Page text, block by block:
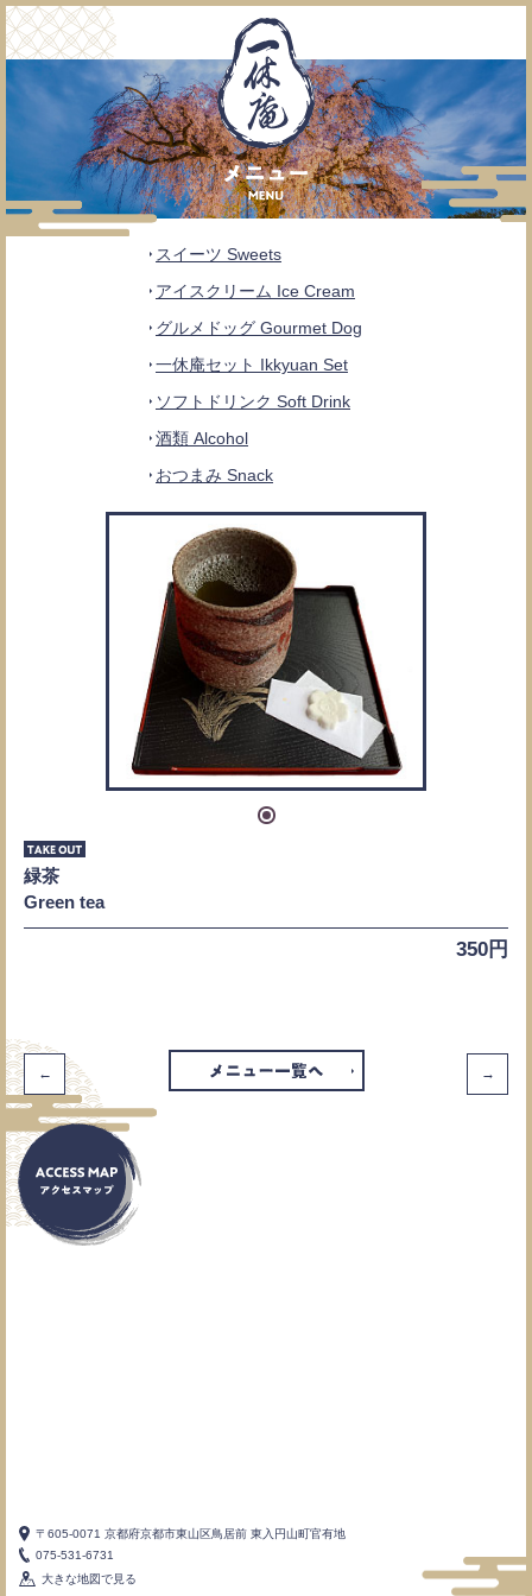
スイーツ Sweets
アイスクリーム Ice Cream
グルメドッグ Gourmet Dog
一休庵セット Ikkyuan Set
ソフトドリンク Soft Drink
酒類 Alcohol
おつまみ Snack
緑茶
Green tea
350円
← →
〒605-0071 京都府京都市東山区鳥居前 東入円山町官有地
075-531-6731
大きな地図で見る